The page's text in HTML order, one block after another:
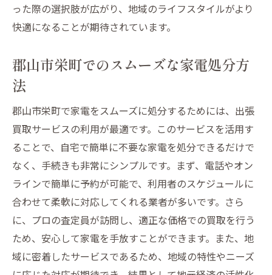
った際の選択肢が広がり、地域のライフスタイルがより
快適になることが期待されています。
郡山市栄町でのスムーズな家電処分方
法
郡山市栄町で家電をスムーズに処分するためには、出張
買取サービスの利用が最適です。このサービスを活用す
ることで、自宅で簡単に不要な家電を処分できるだけで
なく、手続きも非常にシンプルです。まず、電話やオン
ラインで簡単に予約が可能で、利用者のスケジュールに
合わせて柔軟に対応してくれる業者が多いです。さら
に、プロの査定員が訪問し、適正な価格での買取を行う
ため、安心して家電を手放すことができます。また、地
域に密着したサービスであるため、地域の特性やニーズ